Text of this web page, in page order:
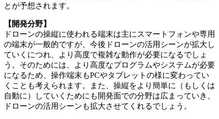
とが予想されます。
【開発分野】
ドローンの操縦に使われる端末は主にスマートフォンや専用
の端末が一般的ですが、今後ドローンの活用シーンが拡大し
ていくにつれ、より高度で複雑な動作が必要になるでしょ
う。そのためには、より高度なプログラムやシステムが必要
になるため、操作端末もPCやタブレットの様に変わってい
くことも考えられます。また、操縦をより簡単に（もしくは
自動に）していくためにも開発面での分野は広まっていき、
ドローンの活用シーンも拡大させてくれるでしょう。